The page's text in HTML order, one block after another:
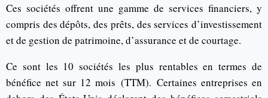
Ces sociétés offrent une gamme de services financiers, y
compris des dépôts, des prêts, des services d’investissement
et de gestion de patrimoine, d’assurance et de courtage.
Ce sont les 10 sociétés les plus rentables en termes de
bénéfice net sur 12 mois (TTM). Certaines entreprises en